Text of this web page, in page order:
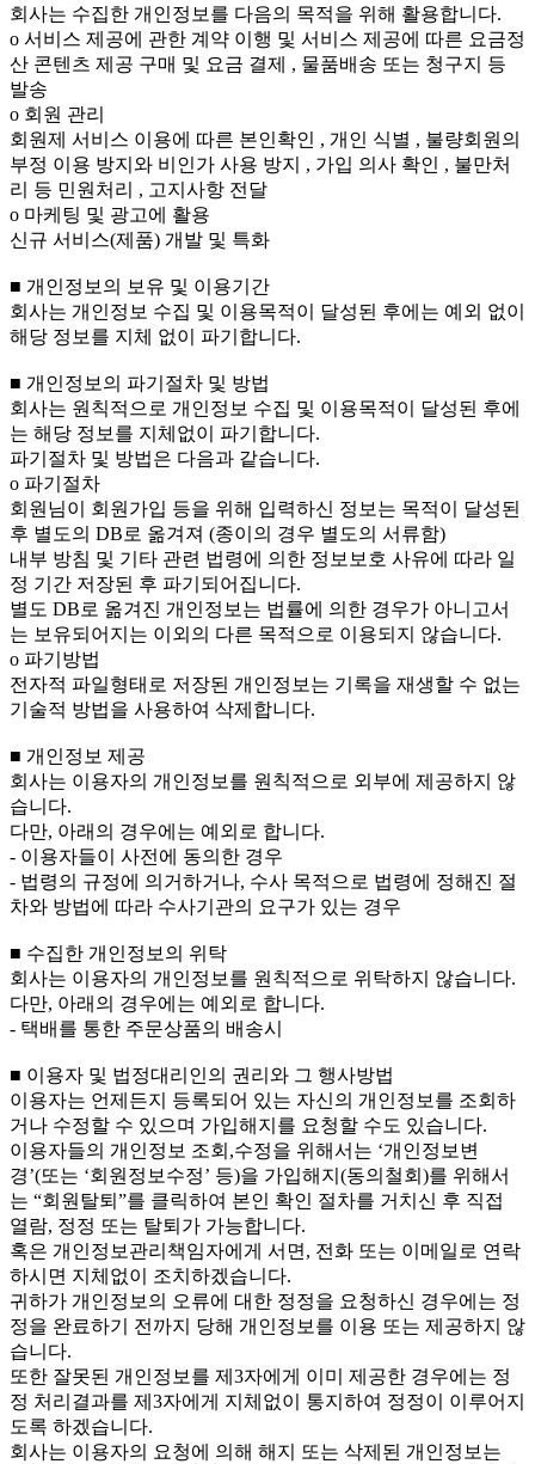
회사는 수집한 개인정보를 다음의 목적을 위해 활용합니다.
ο 서비스 제공에 관한 계약 이행 및 서비스 제공에 따른 요금정
산 콘텐츠 제공 구매 및 요금 결제 , 물품배송 또는 청구지 등
발송
ο 회원 관리
회원제 서비스 이용에 따른 본인확인 , 개인 식별 , 불량회원의
부정 이용 방지와 비인가 사용 방지 , 가입 의사 확인 , 불만처
리 등 민원처리 , 고지사항 전달
ο 마케팅 및 광고에 활용
신규 서비스(제품) 개발 및 특화
■ 개인정보의 보유 및 이용기간
회사는 개인정보 수집 및 이용목적이 달성된 후에는 예외 없이
해당 정보를 지체 없이 파기합니다.
■ 개인정보의 파기절차 및 방법
회사는 원칙적으로 개인정보 수집 및 이용목적이 달성된 후에
는 해당 정보를 지체없이 파기합니다.
파기절차 및 방법은 다음과 같습니다.
ο 파기절차
회원님이 회원가입 등을 위해 입력하신 정보는 목적이 달성된
후 별도의 DB로 옮겨져 (종이의 경우 별도의 서류함)
내부 방침 및 기타 관련 법령에 의한 정보보호 사유에 따라 일
정 기간 저장된 후 파기되어집니다.
별도 DB로 옮겨진 개인정보는 법률에 의한 경우가 아니고서
는 보유되어지는 이외의 다른 목적으로 이용되지 않습니다.
ο 파기방법
전자적 파일형태로 저장된 개인정보는 기록을 재생할 수 없는
기술적 방법을 사용하여 삭제합니다.
■ 개인정보 제공
회사는 이용자의 개인정보를 원칙적으로 외부에 제공하지 않
습니다.
다만, 아래의 경우에는 예외로 합니다.
- 이용자들이 사전에 동의한 경우
- 법령의 규정에 의거하거나, 수사 목적으로 법령에 정해진 절
차와 방법에 따라 수사기관의 요구가 있는 경우
■ 수집한 개인정보의 위탁
회사는 이용자의 개인정보를 원칙적으로 위탁하지 않습니다.
다만, 아래의 경우에는 예외로 합니다.
- 택배를 통한 주문상품의 배송시
■ 이용자 및 법정대리인의 권리와 그 행사방법
이용자는 언제든지 등록되어 있는 자신의 개인정보를 조회하
거나 수정할 수 있으며 가입해지를 요청할 수도 있습니다.
이용자들의 개인정보 조회,수정을 위해서는 ‘개인정보변
경’(또는 ‘회원정보수정’ 등)을 가입해지(동의철회)를 위해서
는 “회원탈퇴”를 클릭하여 본인 확인 절차를 거치신 후 직접
열람, 정정 또는 탈퇴가 가능합니다.
혹은 개인정보관리책임자에게 서면, 전화 또는 이메일로 연락
하시면 지체없이 조치하겠습니다.
귀하가 개인정보의 오류에 대한 정정을 요청하신 경우에는 정
정을 완료하기 전까지 당해 개인정보를 이용 또는 제공하지 않
습니다.
또한 잘못된 개인정보를 제3자에게 이미 제공한 경우에는 정
정 처리결과를 제3자에게 지체없이 통지하여 정정이 이루어지
도록 하겠습니다.
회사는 이용자의 요청에 의해 해지 또는 삭제된 개인정보는